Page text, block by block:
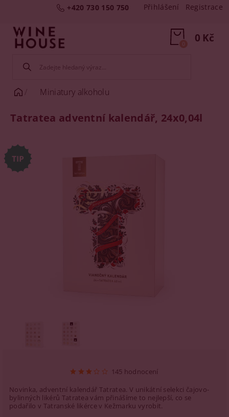
+420 730 150 750 Přihlášení Registrace
0 Kč
0
Miniatury alkoholu
Tatratea adventní kalendář, 24x0,04l
145 hodnocení
Novinka, adventní kalendář Tatratea. V unikátní selekci čajovo-
bylinných likérů Tatratea vám přinášíme to nejlepší, co se
podařilo v Tatranské likérce v Kežmarku vyrobit.